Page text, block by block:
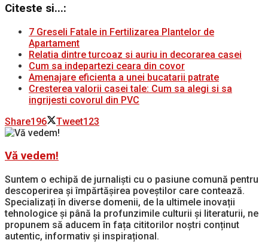
Citeste si...:
7 Greseli Fatale in Fertilizarea Plantelor de
Apartament
Relatia dintre turcoaz si auriu in decorarea casei
Cum sa indepartezi ceara din covor
Amenajare eficienta a unei bucatarii patrate
Cresterea valorii casei tale: Cum sa alegi si sa
ingrijesti covorul din PVC
Share196 Tweet123
Vă vedem!
Suntem o echipă de jurnaliști cu o pasiune comună pentru
descoperirea și împărtășirea poveștilor care contează.
Specializați în diverse domenii, de la ultimele inovații
tehnologice și până la profunzimile culturii și literaturii, ne
propunem să aducem în fața cititorilor noștri conținut
autentic, informativ și inspirațional.